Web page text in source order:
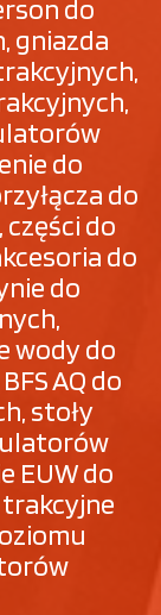
do
gniazda
do
do
do
do
do
wody do
AQ do
stoły
EUW do